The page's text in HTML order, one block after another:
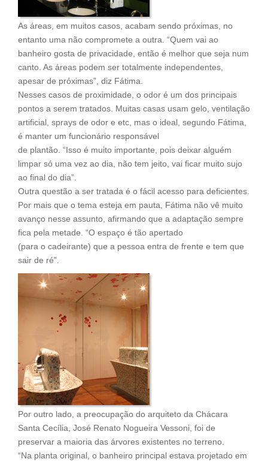
As áreas, em muitos casos, acabam sendo próximas, no
entanto uma não compromete a outra. “Quem vai ao
banheiro gosta de privacidade, então é melhor que seja num
canto. As áreas podem ser totalmente independentes,
apesar de próximas”, diz Fátima.
Nesses casos de proximidade, o odor é um dos principais
pontos a serem tratados. Muitas casas usam gelo, ventilação
artificial, sprays de odor e etc, mas o ideal, segundo Fátima,
é manter um funcionário responsável
de plantão. “Isso é muito importante, pois deixar alguém
limpar só uma vez ao dia, não tem jeito, vai ficar muito sujo
ao final do dia”.
Outra questão a ser tratada é o fácil acesso para deficientes.
Por mais que o tema esteja em pauta, Fátima não vê muito
avanço nesse assunto, afirmando que a adaptação sempre
fica pela metade. “O espaço é tão apertado
(para o cadeirante) que a pessoa entra de frente e tem que
sair de ré”.
Por outro lado, a preocupação do arquiteto da Chácara
Santa Cecília, José Renato Nogueira Vessoni, foi de
preservar a maioria das árvores existentes no terreno.
“Na planta original, o banheiro principal estava projetado em